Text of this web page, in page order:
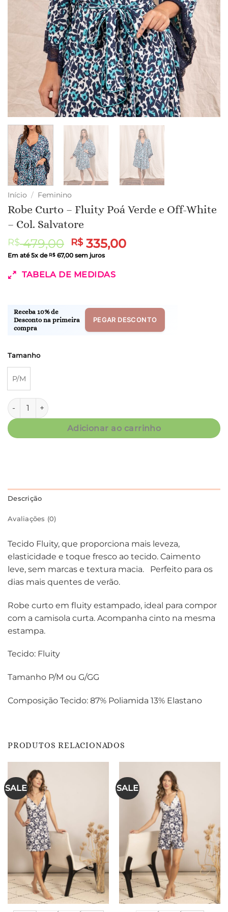
Início / Feminino
Robe Curto – Fluity Poá Verde e Off-White
– Col. Salvatore
R$479,00 O
preço
original
era:
R$335,00O
Em até5x de R$ 67,00 sem juros
TABELA DE MEDIDAS
Receba 10% de
Desconto na primeira
compra
PEGAR DESCONTO
Tamanho
P/M
Robe Curto - Fluity Poá Verde e Off-White - Col. Salvatore
Adicionar ao carrinho
Descrição
Avaliações (0)
Tecido Fluity, que proporciona mais leveza,
elasticidade e toque fresco ao tecido. Caimento
leve, sem marcas e textura macia. Perfeito para os
dias mais quentes de verão.
Robe curto em fluity estampado, ideal para compor
com a camisola curta. Acompanha cinto na mesma
estampa.
Tecido: Fluity
Tamanho P/M ou G/GG
Composição Tecido: 87% Poliamida 13% Elastano
PRODUTOS RELACIONADOS
SALE SALE